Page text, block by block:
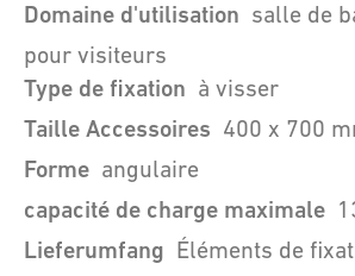
Domaine d'utilisation salle de
pour visiteurs
Type de fixation à visser
Taille Accessoires 400 x 700
Forme angulaire
capacité de charge maximale
Lieferumfang Éléments de